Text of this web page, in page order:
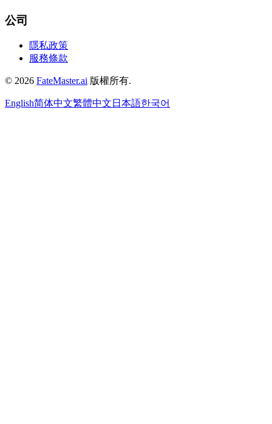
公司
隱私政策
服務條款
© 2026 FateMaster.ai 版權所有.
English简体中文繁體中文 日本語한국어